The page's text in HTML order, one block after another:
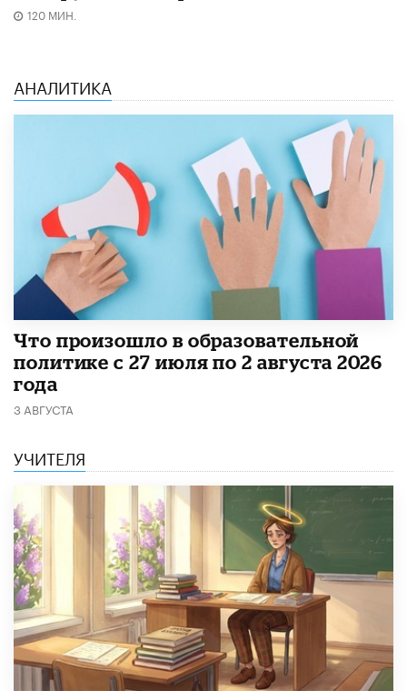
120 МИН.
АНАЛИТИКА
​Что произошло в образовательной
политике с 27 июля по 2 августа 2026
года
3 АВГУСТА
УЧИТЕЛЯ